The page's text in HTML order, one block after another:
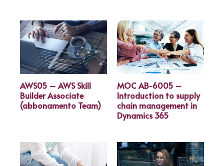
AWS05 – AWS Skill
Builder Associate
(abbonamento Team)
MOC AB-6005 –
Introduction to supply
chain management in
Dynamics 365